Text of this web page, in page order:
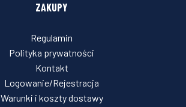
ZAKUPY
Regulamin
Polityka prywatności
Kontakt
Logowanie/Rejestracja
Warunki i koszty dostawy